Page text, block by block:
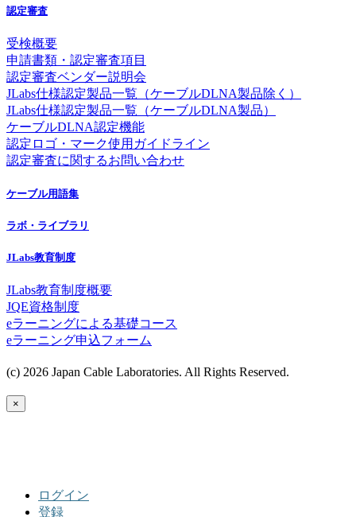
認定審査
受検概要
申請書類・認定審査項目
認定審査ベンダー説明会
JLabs仕様認定製品一覧（ケーブルDLNA製品除く）
JLabs仕様認定製品一覧（ケーブルDLNA製品）
ケーブルDLNA認定機能
認定ロゴ・マーク使用ガイドライン
認定審査に関するお問い合わせ
ケーブル用語集
ラボ・ライブラリ
JLabs教育制度
JLabs教育制度概要
JQE資格制度
eラーニングによる基礎コース
eラーニング申込フォーム
(c) 2026 Japan Cable Laboratories. All Rights Reserved.
×
ログイン
登録